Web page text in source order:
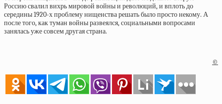
Россию свалил вихрь мировой войны и революций, и вплоть до
середины 1920-х проблему нищенства решать было просто некому. А
после того, как туман войны развеялся, социальными вопросами
занялась уже совсем другая страна.
©